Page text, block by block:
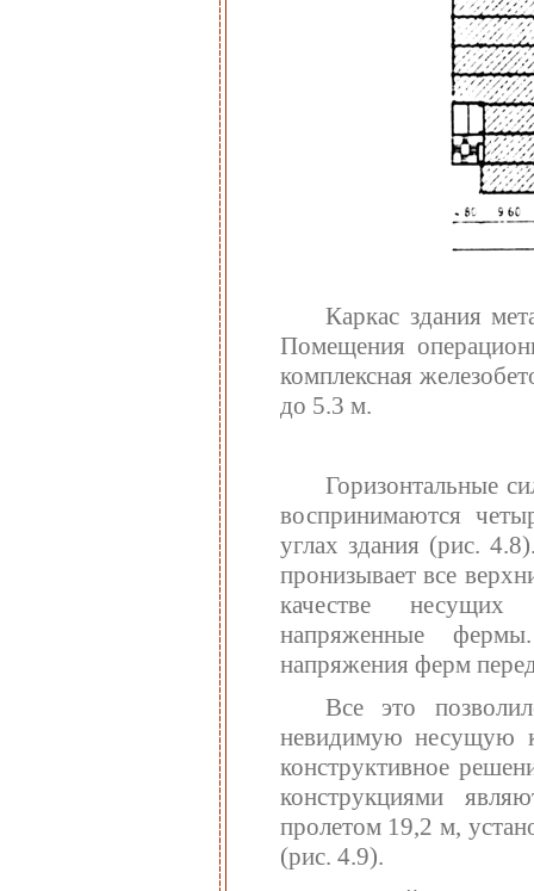
Каркас здания
Помещения
комплексная
до 5.3 м.
Горизонтальные
воспринимаются
углах здания (рис.
пронизывает все
качестве несущих
напряженные
напряжения ферм
Все это
невидимую несущую
конструктивное
конструкциями
пролетом 19,2 м,
(рис. 4.9).